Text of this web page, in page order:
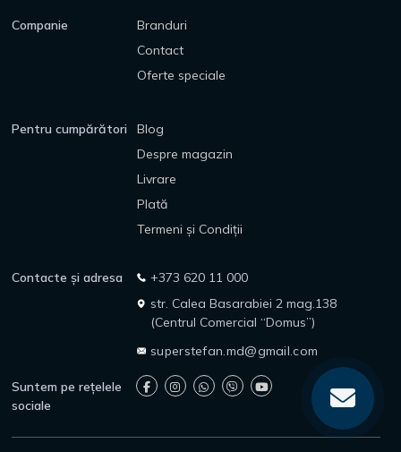
Companie
Branduri
Contact
Oferte speciale
Pentru cumpărători
Blog
Despre magazin
Livrare
Plată
Termeni și Condiții
Contacte și adresa
+373 620 11 000
str. Calea Basarabiei 2 mag.138
(Centrul Comercial “Domus”)
superstefan.md@gmail.com
Suntem pe rețelele
sociale